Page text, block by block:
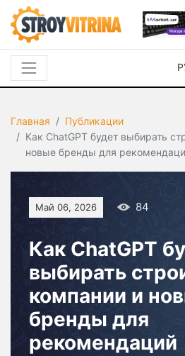
Главная
Публикации
Как ChatGPT будет выбирать
новые бренды для
Май 06, 2026 84
Как ChatGPT
выбирать
компании и
бренды для
рекомендаций